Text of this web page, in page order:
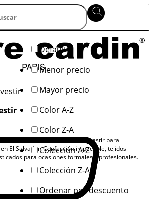
colección de pantalones de vestir para
El Salvador. Confección impecable, tejidos
para ocasiones formales y profesionales.
Default
Menor precio
Mayor precio
Color A-Z
Color Z-A
Colección A-Z
Colección Z-A
Ordenar por descuento